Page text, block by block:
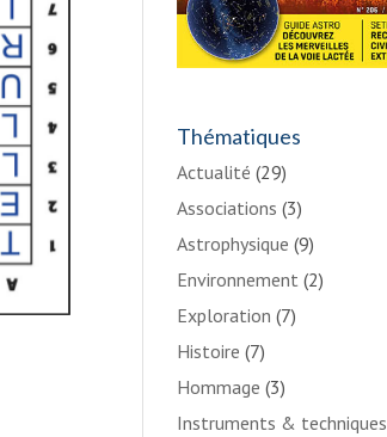
Thématiques
Actualité (29)
Associations (3)
Astrophysique (9)
Environnement (2)
Exploration (7)
Histoire (7)
Hommage (3)
Instruments & techniques